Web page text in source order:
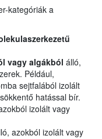
kategóriák a
vagy algákból álló,
Például,
sejtfalából izolált
hatással bír.
izolált vagy
azokból izolált vagy